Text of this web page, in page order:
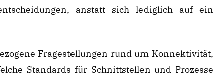
anstatt sich lediglich auf ein
Fragestellungen rund um Konnektivität,
Standards für Schnittstellen und Prozesse